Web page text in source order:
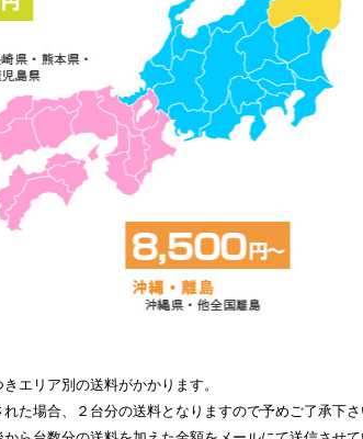
エリア別の送料がかかります。
れた場合、２台分の送料となりますので予めご了承下